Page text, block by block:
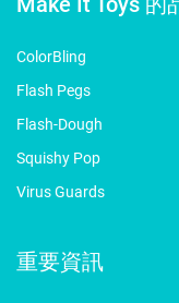
ColorBling
Flash Pegs
Flash-Dough
Squishy Pop
Virus Guards
重要資訊